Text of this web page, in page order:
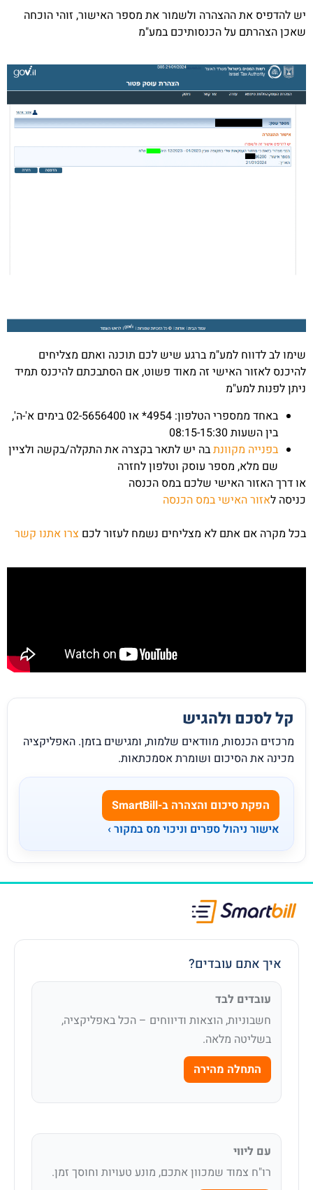
יש להדפיס את ההצהרה ולשמור את מספר האישור, זוהי הוכחה
שאכן הצהרתם על הכנסותיכם במע"מ
שימו לב לדווח למע"מ ברגע שיש לכם תוכנה ואתם מצליחים
להיכנס לאזור האישי זה מאוד פשוט, אם הסתבכתם להיכנס תמיד
ניתן לפנות למע"מ
באחד ממספרי הטלפון: 4954* או 02-5656400 בימים א'-ה',
בין השעות 08:15-15:30
בפנייה מקוונתבה יש לתאר בקצרה את התקלה/בקשה ולציין
שם מלא, מספר עוסק וטלפון לחזרה
או דרך האזור האישי שלכם במס הכנסה
כניסה לאזור האישי במס הכנסה
בכל מקרה אם אתם לא מצליחים נשמח לעזור לכם צרו אתנו קשר
קל לסכם ולהגיש
מרכזים הכנסות, מוודאים שלמות, ומגישים בזמן. האפליקציה
מכינה את הסיכום ושומרת אסמכתאות.
הפקת סיכום והצהרה ב-SmartBill
אישור ניהול ספרים וניכוי מס במקור ›
איך אתם עובדים?
עובדים לבד
חשבוניות, הוצאות ודיווחים – הכל באפליקציה,
בשליטה מלאה.
התחלה מהירה
עם ליווי
רו"ח צמוד שמכוון אתכם, מונע טעויות וחוסך זמן.